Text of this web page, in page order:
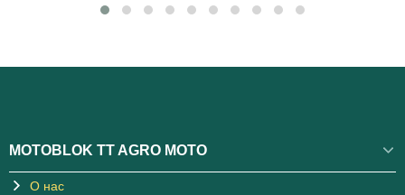
MOTOBLOK TT AGRO MOTO
О нас